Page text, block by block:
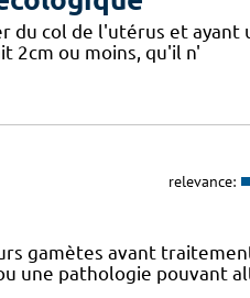
du col de l'utérus et ayant
2cm ou moins, qu'il n'
relevance:
gamètes avant
une pathologie pouvant